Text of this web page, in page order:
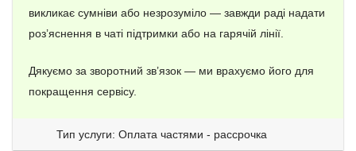
викликає сумніви або незрозуміло — завжди раді надати
роз’яснення в чаті підтримки або на гарячій лінії.
Дякуємо за зворотний зв’язок — ми врахуємо його для
покращення сервісу.
Тип услуги: Оплата частями - рассрочка